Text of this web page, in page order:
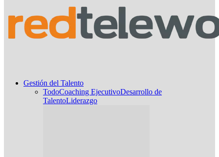
Gestión del Talento
TodoCoaching EjecutivoDesarrollo de
TalentoLiderazgo